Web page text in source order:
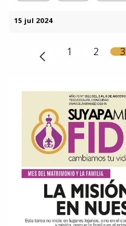
15 jul 2024
1 2 3